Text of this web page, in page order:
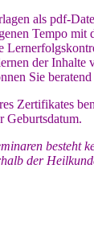
als pdf-
Tempo mit
der
Sie
Zertifikates
Geburtsdatum.
besteht
der